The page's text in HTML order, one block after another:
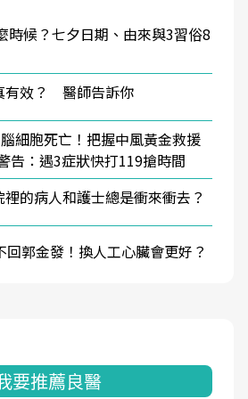
時候？七夕日期、由來與3習俗8
有效？ 醫師告訴你
細胞死亡！把握中風黃金救援
告：遇3症狀快打119搶時間
的病人和護士總是衝來衝去？
回郭金發！換人工心臟會更好？
要推薦良醫